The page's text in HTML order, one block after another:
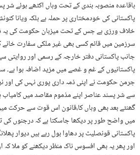
باقاعدہ منصوبہ بندی کے تحت وہاں اکٹھے ہوئے شر
خلاف ورزی ہے جس کے تحت میزبان حکومت کی یہ
سرزمین میں قائم کسی بھی غیر ملکی سفارت
جانب پاکستانی دفتر خارجہ کے رسمی اور روایتی
پاکستانیوں کے غم و غصے میں مزید اضافہ ہوا ہے۔
جرمن حکومت نے اپنی ذمہ داری پوری نہںں کی اور
سے شر پسند عناصر اپنے مذموم مقاصد میں
گھنٹے بعد بھی وہاں کا،قانون اس قوت سے حرکت
میں واضح طور پر دیکھا جاسکتا ہے کہ درجنوں کی
پاکستانی قونصلیٹ پر دھاوا بول رہے ہیں دیوار
اور پھر یہ بھی افسوس ناک منظر دیکھنے کو ملا کہ